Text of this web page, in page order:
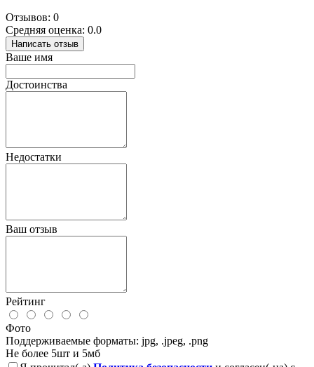
Отзывов: 0
Средняя оценка: 0.0
Написать отзыв
Ваше имя
Достоинства
Недостатки
Ваш отзыв
Рейтинг
Фото
Поддерживаемые форматы: jpg, .jpeg, .png
Не более 5шт и 5мб